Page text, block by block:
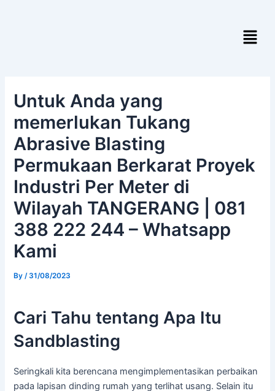
Menu
Untuk Anda yang
memerlukan Tukang
Abrasive Blasting
Permukaan Berkarat Proyek
Industri Per Meter di
Wilayah TANGERANG | 081
388 222 244 – Whatsapp
Kami
By/31/08/2023
Cari Tahu tentang Apa Itu
Sandblasting
Seringkali kita berencana mengimplementasikan perbaikan
pada lapisan dinding rumah yang terlihat usang. Selain itu